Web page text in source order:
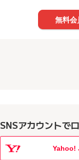
無料会
SNSアカウントで
Yahoo!